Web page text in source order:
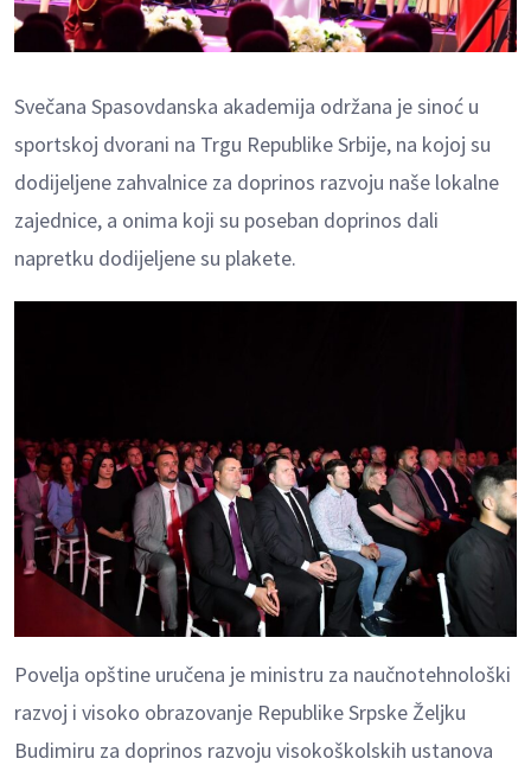
Svečana Spasovdanska akademija održana je sinoć u
sportskoj dvorani na Trgu Republike Srbije, na kojoj su
dodijeljene zahvalnice za doprinos razvoju naše lokalne
zajednice, a onima koji su poseban doprinos dali
napretku dodijeljene su plakete.
Povelja opštine uručena je ministru za naučnotehnološki
razvoj i visoko obrazovanje Republike Srpske Željku
Budimiru za doprinos razvoju visokoškolskih ustanova